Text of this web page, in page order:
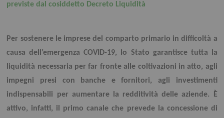
previste dal cosiddetto Decreto Liquidità
Per sostenere le imprese del comparto primario in difficoltà a
causa dell’emergenza COVID-19, lo Stato garantisce tutta la
liquidità necessaria per far fronte alle coltivazioni in atto, agli
impegni presi con banche e fornitori, agli investimenti
indispensabili per aumentare la redditività delle aziende. È
attivo, infatti, il primo canale che prevede la concessione di